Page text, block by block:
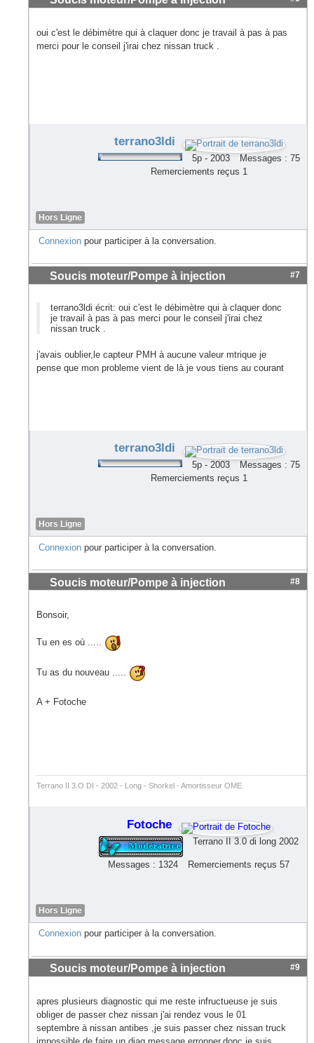
oui c'est le débimètre qui à claquer donc je travail à pas à pas
merci pour le conseil j'irai chez nissan truck .
terrano3ldi
5p - 2003
Messages : 75
Remerciements reçus 1
Hors Ligne
Connexion pour participer à la conversation.
Soucis moteur/Pompe à injection #7
terrano3ldi écrit: oui c'est le débimètre qui à claquer donc
je travail à pas à pas merci pour le conseil j'irai chez
nissan truck .
j'avais oublier,le capteur PMH à aucune valeur mtrique je
pense que mon probleme vient de là je vous tiens au courant
terrano3ldi
5p - 2003
Messages : 75
Remerciements reçus 1
Hors Ligne
Connexion pour participer à la conversation.
Soucis moteur/Pompe à injection #8
Bonsoir,
Tu en es où .....
Tu as du nouveau .....
A + Fotoche
Terrano II 3.O DI - 2002 - Long - Shorkel - Amortisseur OME
Fotoche
Terrano II 3.0 di long 2002
Messages : 1324 Remerciements reçus 57
Hors Ligne
Connexion pour participer à la conversation.
Soucis moteur/Pompe à injection #9
apres plusieurs diagnostic qui me reste infructueuse je suis
obliger de passer chez nissan j'ai rendez vous le 01
septembre à nissan antibes ,je suis passer chez nissan truck